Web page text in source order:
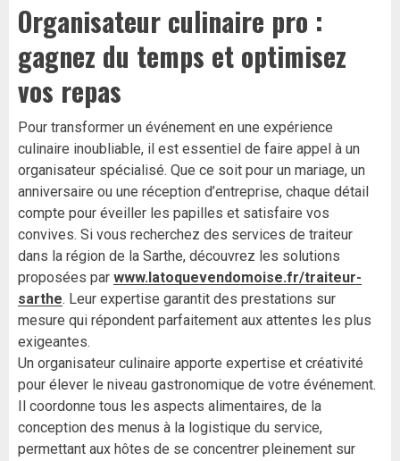
Organisateur culinaire pro :
gagnez du temps et optimisez
vos repas
Pour transformer un événement en une expérience
culinaire inoubliable, il est essentiel de faire appel à un
organisateur spécialisé. Que ce soit pour un mariage, un
anniversaire ou une réception d’entreprise, chaque détail
compte pour éveiller les papilles et satisfaire vos
convives. Si vous recherchez des services de traiteur
dans la région de la Sarthe, découvrez les solutions
proposées par www.latoquevendomoise.fr/traiteur-
sarthe. Leur expertise garantit des prestations sur
mesure qui répondent parfaitement aux attentes les plus
exigeantes.
Un organisateur culinaire apporte expertise et créativité
pour élever le niveau gastronomique de votre événement.
Il coordonne tous les aspects alimentaires, de la
conception des menus à la logistique du service,
permettant aux hôtes de se concentrer pleinement sur